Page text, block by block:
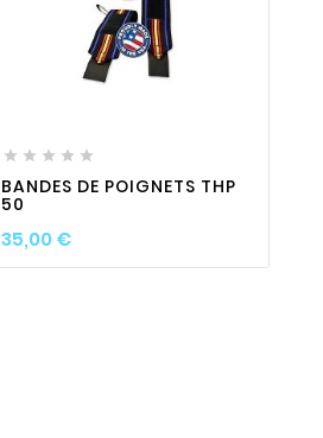
    
BANDES DE POIGNETS THP
50
35,00 €Prix